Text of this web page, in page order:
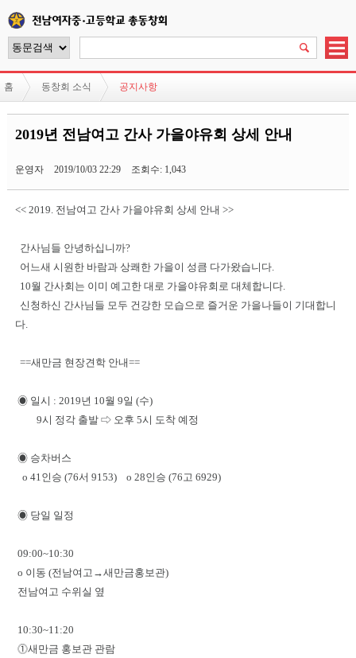
홈 동창회 소식 공지사항
2019년 전남여고 간사 가을야유회 상세 안내
운영자 2019/10/03 22:29 조회수: 1,043
<< 2019. 전남여고 간사 가을야유회 상세 안내 >>
간사님들 안녕하십니까?
어느새 시원한 바람과 상쾌한 가을이 성큼 다가왔습니다.
10월 간사회는 이미 예고한 대로 가을야유회로 대체합니다.
신청하신 간사님들 모두 건강한 모습으로 즐거운 가을나들이 기대합니
다.
==새만금 현장견학 안내==
◉ 일시 : 2019년 10월 9일 (수)
9시 정각 출발 ⇨ 오후 5시 도착 예정
◉ 승차버스
o 41인승 (76서 9153) o 28인승 (76고 6929)
◉ 당일 일정
09:00~10:30
o 이동 (전남여고→새만금홍보관)
전남여고 수위실 옆
10:30~11:20
⓵새만금 홍보관 관람